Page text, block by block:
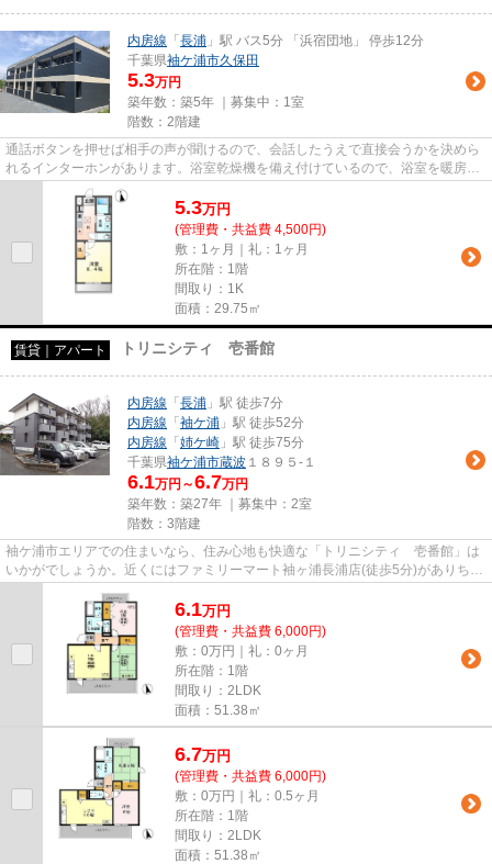
内房線 「 長浦 」駅 バス5分 「浜宿団地」 停歩12分
千葉県袖ケ浦市久保田
5.3万円
築年数：築5年 ｜募集中： 1室
階数：2階建
通話ボタンを押せば相手の声が聞けるので、会話したうえで直接会うかを決めら
れるインターホンがあります。浴室乾燥機を備え付けているので、浴室を暖房機
能で温めておくことで急激な...
5.3万円
(管理費・共益費 4,500円)
敷：1ヶ月｜礼：1ヶ月
所在階：1階
間取り：1K
面積：29.75㎡
賃貸｜アパート トリニシティ 壱番館
内房線 「 長浦 」駅 徒歩7分
内房線 「 袖ケ浦 」駅 徒歩52分
内房線 「 姉ケ崎 」駅 徒歩75分
千葉県袖ケ浦市蔵波 １８９５-１
6.1万円～6.7万円
築年数：築27年 ｜募集中： 2室
階数：3階建
袖ケ浦市エリアでの住まいなら、住み心地も快適な「トリニシティ 壱番館」は
いかがでしょうか。近くにはファミリーマート袖ヶ浦長浦店(徒歩5分)がありちょ
6.1万円
(管理費・共益費 6,000円)
敷：0万円｜礼：0ヶ月
所在階：1階
間取り：2LDK
面積：51.38㎡
6.7万円
(管理費・共益費 6,000円)
敷：0万円｜礼：0.5ヶ月
所在階：1階
間取り：2LDK
面積：51.38㎡